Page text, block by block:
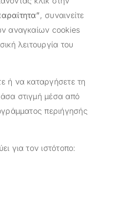
, συναινείτε
αναγκαίων cookies
λειτουργία του
ή να καταργήσετε τη
στιγμή μέσα από
περιήγησής
για τον ιστότοπο: